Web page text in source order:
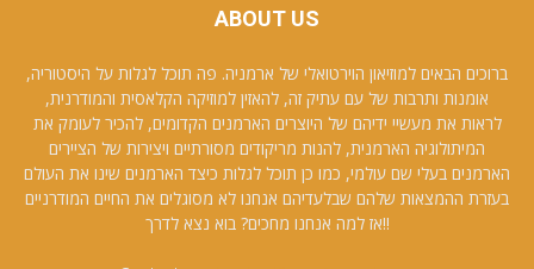
ABOUT US
ברוכים הבאים למוזיאון הוירטואלי של ארמניה. פה תוכל לגלות על היסטוריה,
אומנות ותרבות של עם עתיק זה, להאזין למוזיקה הקלאסית והמודרנית,
לראות את מעשיי ידיהם של היוצרים הארמנים הקדומים, להכיר לעומק את
המיתולוגיה הארמנית, להנות מריקודים מסורתיים ויצירות של הציירים
הארמנים בעלי שם עולמי, כמו כן תוכל לגלות כיצד הארמנים שינו את העולם
בעזרת ההמצאות שלהם שבלעדיהם אנחנו לא מסוגלים את החיים המודרניים
!!אז למה אנחנו מחכים? בוא נצא לדרך